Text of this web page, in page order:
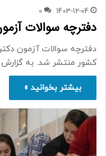
1403-12-04
0
دفترچه سوالات آزمون دکتری
کشور منتشر شد. به
بیشتر بخوانید »